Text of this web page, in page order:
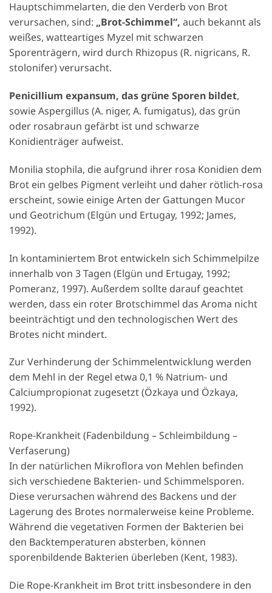
Hauptschimmelarten, die den Verderb von Brot
verursachen, sind: „Brot-Schimmel“, auch bekannt als
weißes, watteartiges Myzel mit schwarzen
Sporenträgern, wird durch Rhizopus (R. nigricans, R.
stolonifer) verursacht.
Penicillium expansum, das grüne Sporen bildet,
sowie Aspergillus (A. niger, A. fumigatus), das grün
oder rosabraun gefärbt ist und schwarze
Konidienträger aufweist.
Monilia stophila, die aufgrund ihrer rosa Konidien dem
Brot ein gelbes Pigment verleiht und daher rötlich-rosa
erscheint, sowie einige Arten der Gattungen Mucor
und Geotrichum (Elgün und Ertugay, 1992; James,
1992).
In kontaminiertem Brot entwickeln sich Schimmelpilze
innerhalb von 3 Tagen (Elgün und Ertugay, 1992;
Pomeranz, 1997). Außerdem sollte darauf geachtet
werden, dass ein roter Brotschimmel das Aroma nicht
beeinträchtigt und den technologischen Wert des
Brotes nicht mindert.
Zur Verhinderung der Schimmelentwicklung werden
dem Mehl in der Regel etwa 0,1 % Natrium- und
Calciumpropionat zugesetzt (Özkaya und Özkaya,
1992).
Rope-Krankheit (Fadenbildung – Schleimbildung –
Verfaserung)
In der natürlichen Mikroflora von Mehlen befinden
sich verschiedene Bakterien- und Schimmelsporen.
Diese verursachen während des Backens und der
Lagerung des Brotes normalerweise keine Probleme.
Während die vegetativen Formen der Bakterien bei
den Backtemperaturen absterben, können
sporenbildende Bakterien überleben (Kent, 1983).
Die Rope-Krankheit im Brot tritt insbesondere in den